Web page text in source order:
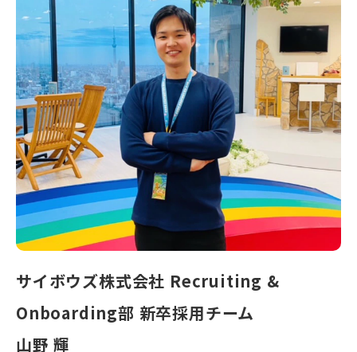
サイボウズ株式会社 Recruiting &
Onboarding部 新卒採用チーム
山野 輝